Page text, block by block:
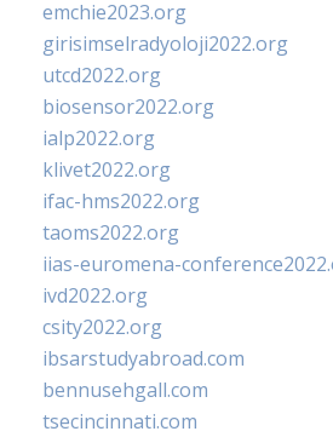
emchie2023.org
girisimselradyoloji2022.org
utcd2022.org
biosensor2022.org
ialp2022.org
klivet2022.org
ifac-hms2022.org
taoms2022.org
iias-euromena-
ivd2022.org
csity2022.org
ibsarstudyabroad.com
bennusehgall.com
tsecincinnati.com